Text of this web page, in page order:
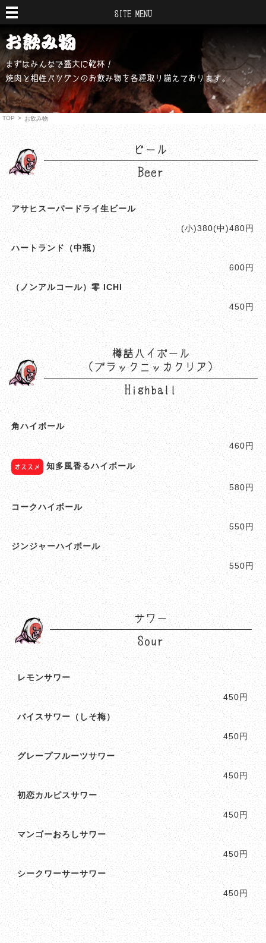
SITE MENU
まずはみんなで盛大に乾杯！
焼肉と相性バツグンのお飲み物を各種取り揃えております。
TOP > お飲み物
ビール
Beer
アサヒスーパードライ生ビール
(小)380(中)480円
ハートランド（中瓶）
600円
（ノンアルコール）零 ICHI
450円
樽詰ハイボール
（ブラックニッカクリア）
Highball
角ハイボール
460円
オススメ 知多風香るハイボール
580円
コークハイボール
550円
ジンジャーハイボール
550円
サワー
Sour
レモンサワー
450円
バイスサワー（しそ梅）
450円
グレープフルーツサワー
450円
初恋カルピスサワー
450円
マンゴーおろしサワー
450円
シークワーサーサワー
450円